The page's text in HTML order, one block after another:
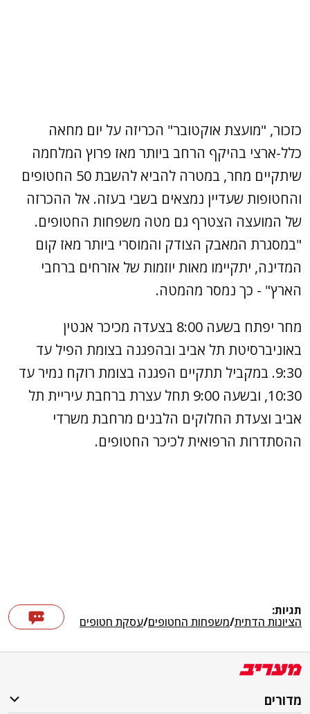
כזכור, "מועצת אוקטובר" הכריזה על יום מחאה
כלל-ארצי בהיקף הרחב ביותר מאז פרוץ המלחמה
שיתקיים מחר, במטרה להביא להשבת 50 החטופים
והחטופות שעדיין נמצאים בשבי בעזה. אל ההכרזה
של המועצה הצטרף גם מטה משפחות החטופים.
"במסגרת המאבק הצודק והמוסרי ביותר מאז קום
המדינה, יתקיימו מאות יוזמות של אזרחים ברחבי
הארץ" - כך נמסר מהמטה.
מחר יפתח בשעה 8:00 בצעדה מכיכר אנטין
באוניברסיטת תל אביב ובהפגנה בצומת הפיל עד
9:30. במקביל תתקיים הפגנה בצומת רוקח נמיר עד
10:30, ובשעה 9:00 תחל עצרת ברחבת עיריית תל
אביב וצעדת החלוקים הלבנים מרחבת משרדי
ההסתדרות הרפואית לכיכר החטופים.
תגיות:
הציונות הדתית/משפחות החטופים/עסקת חטופים
מדורים